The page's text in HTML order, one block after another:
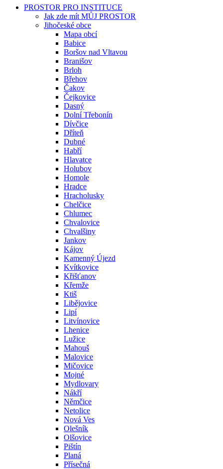
PROSTOR PRO INSTITUCE
Jak zde mít MŮJ PROSTOR
Jihočeské obce
Mapa obcí
Babice
Boršov nad Vltavou
Branišov
Brloh
Břehov
Čakov
Čejkovice
Dasný
Dolní Třebonín
Dívčice
Dříteň
Dubné
Habří
Hlavatce
Holubov
Homole
Hradce
Hracholusky
Chelčice
Chlumec
Chvalovice
Chvalšiny
Jankov
Kájov
Kamenný Újezd
Kvítkovice
Křišťanov
Křemže
Ktiš
Libějovice
Lipí
Litvínovice
Lhenice
Lužice
Mahouš
Malovice
Mičovice
Mojné
Mydlovary
Nákří
Němčice
Netolice
Nová Ves
Olešník
Olšovice
Pištín
Planá
Přísečná